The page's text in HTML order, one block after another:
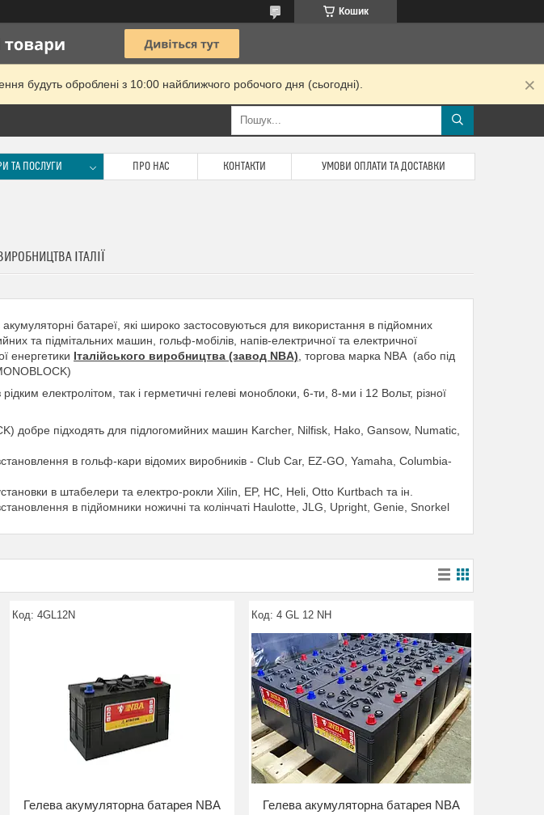
Кошик
будуть оброблені з 10:00 найближчого робочого дня (сьогодні).
ТА ПОСЛУГИ ПРО НАС КОНТАКТИ УМОВИ ОПЛАТИ ТА ДОСТАВКИ
ІТАЛІЇ
батареї, які широко застосовуються для використання в підйомних
та підмітальних машин, гольф-мобілів, напів-електричної та електричної
енергетики Італійського виробництва (завод NBA) , торгова марка NBA (або під
електролітом, так і герметичні гелеві моноблоки, 6-ти, 8-ми і 12 Вольт, різної
добре підходять для підлогомийних машин Karcher, Nilfisk, Hako, Gansow, Numatic,
в гольф-кари відомих виробників - Club Car, EZ-GO, Yamaha, Columbia-
в штабелери та електро-рокли Xilin, EP, HC, Heli, Otto Kurtbach та ін.
в підйомники ножичні та колінчаті Haulotte, JLG, Upright, Genie, Snorkel
4GL12N
Гелева акумуляторна батарея NBA
4 GL 12 NH
Гелева акумуляторна батарея NBA